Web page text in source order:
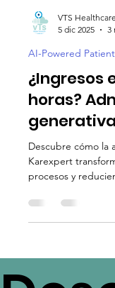
VTS Healthcare
AI-Powered
¿Ingresos
horas?
Descubre cómo la
procesos y